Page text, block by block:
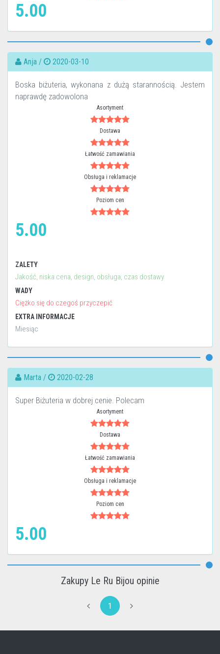
5.00
Anja / 2020-03-10
Boska biżuteria, wykonana z dużą starannością. Jestem
naprawdę zadowolona
Asortyment
Dostawa
Łatwość zamawiania
Obsługa i reklamacje
Poziom cen
5.00
ZALETY
Jakość, niska cena, design, obsługa, czas dostawy
WADY
Ciężko się do czegoś przyczepić
EXTRA INFORMACJE
Miesiąc
Marta / 2020-02-28
Super Biżuteria w dobrej cenie. Polecam
Asortyment
Dostawa
Łatwość zamawiania
Obsługa i reklamacje
Poziom cen
5.00
Zakupy Le Ru Bijou opinie
1